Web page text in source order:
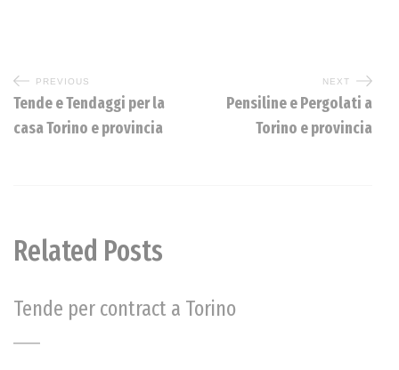
PREVIOUS
Tende e Tendaggi per la
casa Torino e provincia
NEXT
Pensiline e Pergolati a
Torino e provincia
Related Posts
Tende per contract a Torino